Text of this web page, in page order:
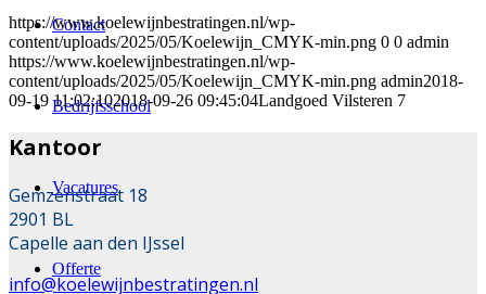
Contact
Bedrijfsschool
Vacatures
Offerte
https://www.koelewijnbestratingen.nl/wp-
content/uploads/2025/05/Koelewijn_CMYK-min.png 0 0 admin
https://www.koelewijnbestratingen.nl/wp-
content/uploads/2025/05/Koelewijn_CMYK-min.png admin2018-
09-19 11:02:102018-09-26 09:45:04Landgoed Vilsteren 7
Kantoor
Gemzenstraat 18
2901 BL
Capelle aan den IJssel
info@koelewijnbestratingen.nl